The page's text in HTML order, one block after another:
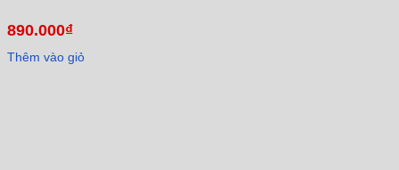
890.000₫
Thêm vào giỏ